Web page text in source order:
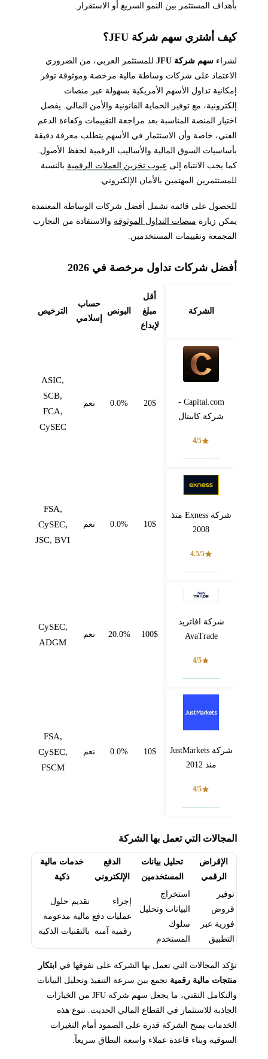
بأهداف المستثمر بين النمو السريع أو الاستقرار.
كيف أشتري سهم شركة JFU؟
لشراء سهم شركة JFU
للمستثمر العربي، من الضروري
الاعتماد على شركات وساطة مالية مرخصة وموثوقة توفر
إمكانية تداول الأسهم الأمريكية بسهولة عبر منصات
إلكترونية، مع توفير الحماية القانونية والأمن المالي. يفضل
اختيار المنصة المناسبة بعد مراجعة التقييمات وكفاءة الدعم
الفني، خاصة وأن الاستثمار في الأسهم يتطلب معرفة دقيقة
بأساسيات السوق المالية والأساليب الرقمية لحفظ الأصول.
كما يجب الانتباه إلى عيوب تخزين العملات الرقميةبالنسبة
للمستثمرين المهتمين بالأمان الإلكتروني.
للحصول على قائمة تشمل أفضل شركات الوساطة المعتمدة
يمكن زيارة منصات التداول الموثوقةوالاستفادة من التجارب
المجمعة وتقييمات المستخدمين.
أفضل شركات تداول مرخصة في 2026
الشركة
أقل
مبلغ
لإيداع
البونص
حساب
إسلامي
الترخيص
Capital.com -
شركة كابيتال
4/5
20$
0.0% نعم
ASIC,
SCB,
FCA,
CySEC
شركة Exness منذ
2008
4.5/5
10$
0.0% نعم
FSA,
CySEC,
JSC, BVI
شركة افاتريد
AvaTrade
4/5
100$
20.0% نعم
CySEC,
ADGM
شركة JustMarkets
منذ 2012
4/5
10$
0.0% نعم
FSA,
CySEC,
FSCM
المجالات التي تعمل بها الشركة
الإقراض
الرقمي
تحليل بيانات
المستخدمين
الدفع
الإلكتروني
خدمات مالية
ذكية
توفير
قروض
فورية عبر
التطبيق
استخراج
البيانات وتحليل
سلوك
المستخدم
إجراء
عمليات دفع
رقمية آمنة
تقديم حلول
مالية مدعومة
بالتقنيات الذكية
تؤكد المجالات التي تعمل بها الشركة على تفوقها في ابتكار
منتجات مالية رقميةتجمع بين سرعة التنفيذ وتحليل البيانات
والتكامل التقني، ما يجعل سهم شركة JFU من الخيارات
الجاذبة للاستثمار في القطاع المالي الحديث. تنوع هذه
الخدمات يمنح الشركة قدرة على الصمود أمام التغيرات
السوقية وبناء قاعدة عملاء واسعة النطاق سريعاً.